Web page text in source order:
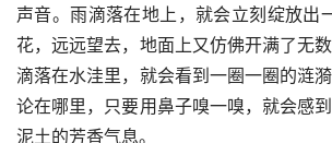
声音。雨滴落在地上，就会立刻绽放出
花，远远望去，地面上又仿佛开满了无
滴落在水洼里，就会看到一圈一圈的涟
论在哪里，只要用鼻子嗅一嗅，就会感
泥土的芳香气息。